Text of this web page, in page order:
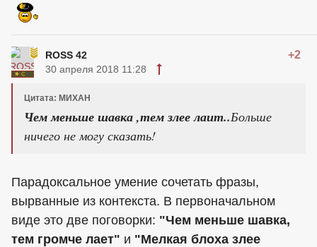
ROSS 42 +2
30 апреля 2018 11:28
Цитата: МИХАН
Чем меньше шавка ,тем злее лаит..Больше
ничего не могу сказать!
Парадоксальное умение сочетать фразы,
вырванные из контекста. В первоначальном
виде это две поговорки: "Чем меньше шавка,
тем громче лает" и "Мелкая блоха злее